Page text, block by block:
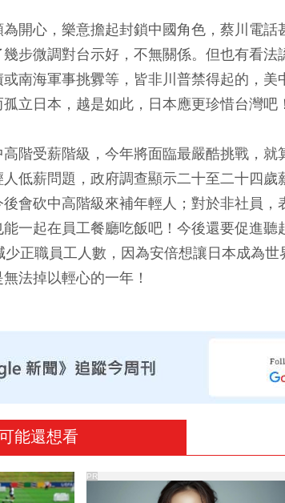
開心，樂意擔起封鎖中國角色，蔡川電
步微調對台示好，不無關係。但也有看
南海軍事挑釁等，皆非川普禁得起的，
立日本，越是如此，日本應更珍惜台灣吧！
階受薪階級，今年將面臨最嚴酷挑戰，
低薪問題，政府調查顯示二十至二十四
會砍中高階級來補年輕人；對於非社員，
一起在員工餐廳吃飯吧！今後還要促進
少正職員工人數，因為安倍想讓日本成為
法掉以輕心的一年！
能還想看
PR